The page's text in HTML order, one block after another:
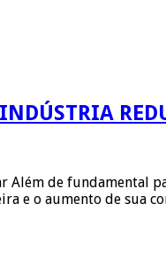
Além de fundamental
e o aumento de sua